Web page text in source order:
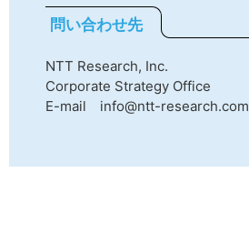
問い合わせ先
NTT Research, Inc.
Corporate Strategy Office
E-mail info@ntt-research.com